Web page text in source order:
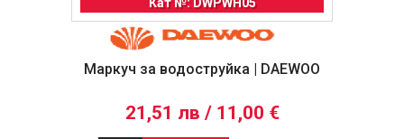
Кат №: DWPWH05
Маркуч за водоструйка | DAEWOO
21,51 лв / 11,00 €